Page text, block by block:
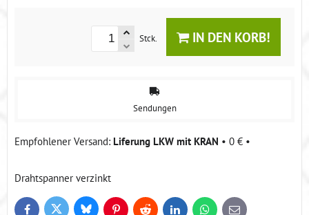
Stck. IN DEN KORB!
Sendungen
Liferung LKW mit KRAN • 0 € •
Drahtspanner verzinkt
FacebookTwitter BlueskyPinterestReddit LinkedInWhatsApp
E-